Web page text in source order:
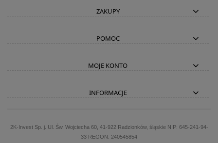
ZAKUPY
POMOC
MOJE KONTO
INFORMACJE
2K-Invest Sp. j. Ul. Św. Wojciecha 60, 41-922 Radzionków, śląskie NIP: 645-241-94-
33 REGON: 240545854